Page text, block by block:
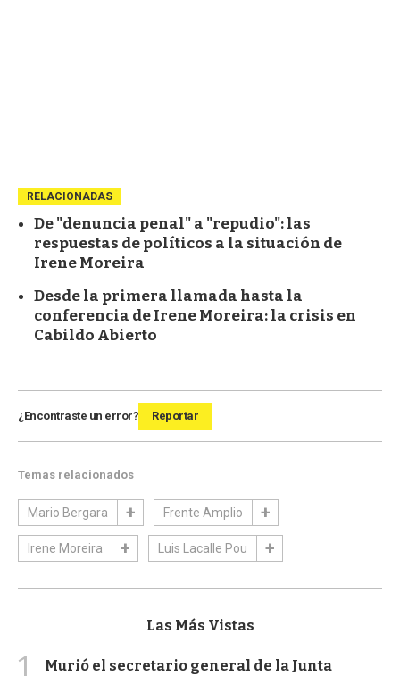
RELACIONADAS
De "denuncia penal" a "repudio": las
respuestas de políticos a la situación de
Irene Moreira
Desde la primera llamada hasta la
conferencia de Irene Moreira: la crisis en
Cabildo Abierto
¿Encontraste un error? Reportar
Temas relacionados
Mario Bergara Frente Amplio
Irene Moreira Luis Lacalle Pou
Las Más Vistas
1
Murió el secretario general de la Junta